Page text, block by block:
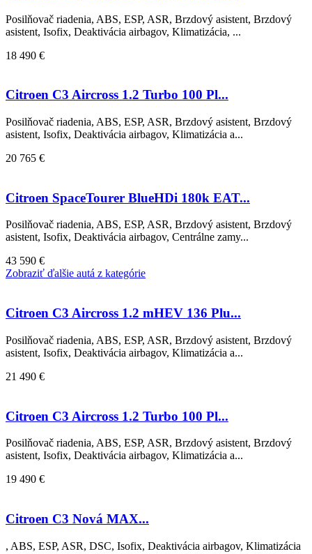
Posilňovač riadenia, ABS, ESP, ASR, Brzdový asistent, Brzdový
asistent, Isofix, Deaktivácia airbagov, Klimatizácia, ...
18 490 €
Citroen C3 Aircross 1.2 Turbo 100 Pl...
Posilňovač riadenia, ABS, ESP, ASR, Brzdový asistent, Brzdový
asistent, Isofix, Deaktivácia airbagov, Klimatizácia a...
20 765 €
Citroen SpaceTourer BlueHDi 180k EAT...
Posilňovač riadenia, ABS, ESP, ASR, Brzdový asistent, Brzdový
asistent, Isofix, Deaktivácia airbagov, Centrálne zamy...
43 590 €
Zobraziť ďalšie autá z kategórie
Citroen C3 Aircross 1.2 mHEV 136 Plu...
Posilňovač riadenia, ABS, ESP, ASR, Brzdový asistent, Brzdový
asistent, Isofix, Deaktivácia airbagov, Klimatizácia a...
21 490 €
Citroen C3 Aircross 1.2 Turbo 100 Pl...
Posilňovač riadenia, ABS, ESP, ASR, Brzdový asistent, Brzdový
asistent, Isofix, Deaktivácia airbagov, Klimatizácia a...
19 490 €
Citroen C3 Nová MAX...
, ABS, ESP, ASR, DSC, Isofix, Deaktivácia airbagov, Klimatizácia